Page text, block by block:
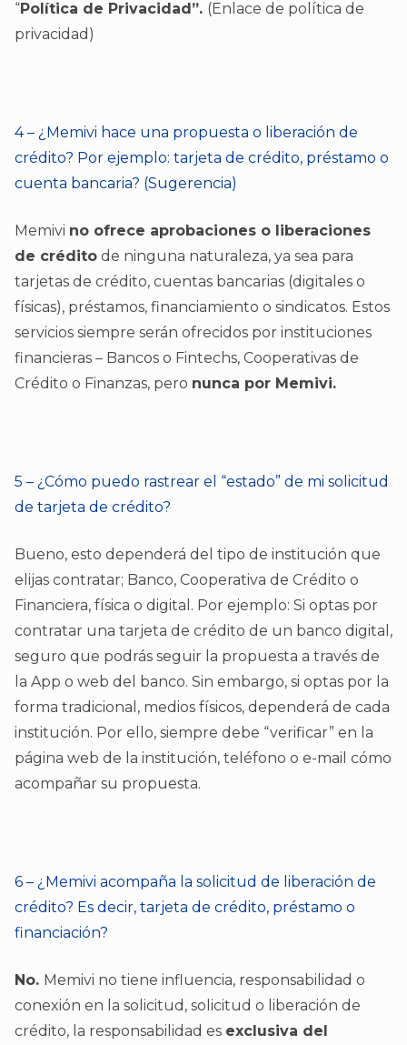
“Política de Privacidad”. (Enlace de política de
privacidad)
4 – ¿Memivi hace una propuesta o liberación de
crédito? Por ejemplo: tarjeta de crédito, préstamo o
cuenta bancaria? (Sugerencia)
Memivi no ofrece aprobaciones o liberaciones
de crédito de ninguna naturaleza, ya sea para
tarjetas de crédito, cuentas bancarias (digitales o
físicas), préstamos, financiamiento o sindicatos. Estos
servicios siempre serán ofrecidos por instituciones
financieras – Bancos o Fintechs, Cooperativas de
Crédito o Finanzas, pero nunca por Memivi.
5 – ¿Cómo puedo rastrear el “estado” de mi solicitud
de tarjeta de crédito?
Bueno, esto dependerá del tipo de institución que
elijas contratar; Banco, Cooperativa de Crédito o
Financiera, física o digital. Por ejemplo: Si optas por
contratar una tarjeta de crédito de un banco digital,
seguro que podrás seguir la propuesta a través de
la App o web del banco. Sin embargo, si optas por la
forma tradicional, medios físicos, dependerá de cada
institución. Por ello, siempre debe “verificar” en la
página web de la institución, teléfono o e-mail cómo
acompañar su propuesta.
6 – ¿Memivi acompaña la solicitud de liberación de
crédito? Es decir, tarjeta de crédito, préstamo o
financiación?
No. Memivi no tiene influencia, responsabilidad o
conexión en la solicitud, solicitud o liberación de
crédito, la responsabilidad es exclusiva del